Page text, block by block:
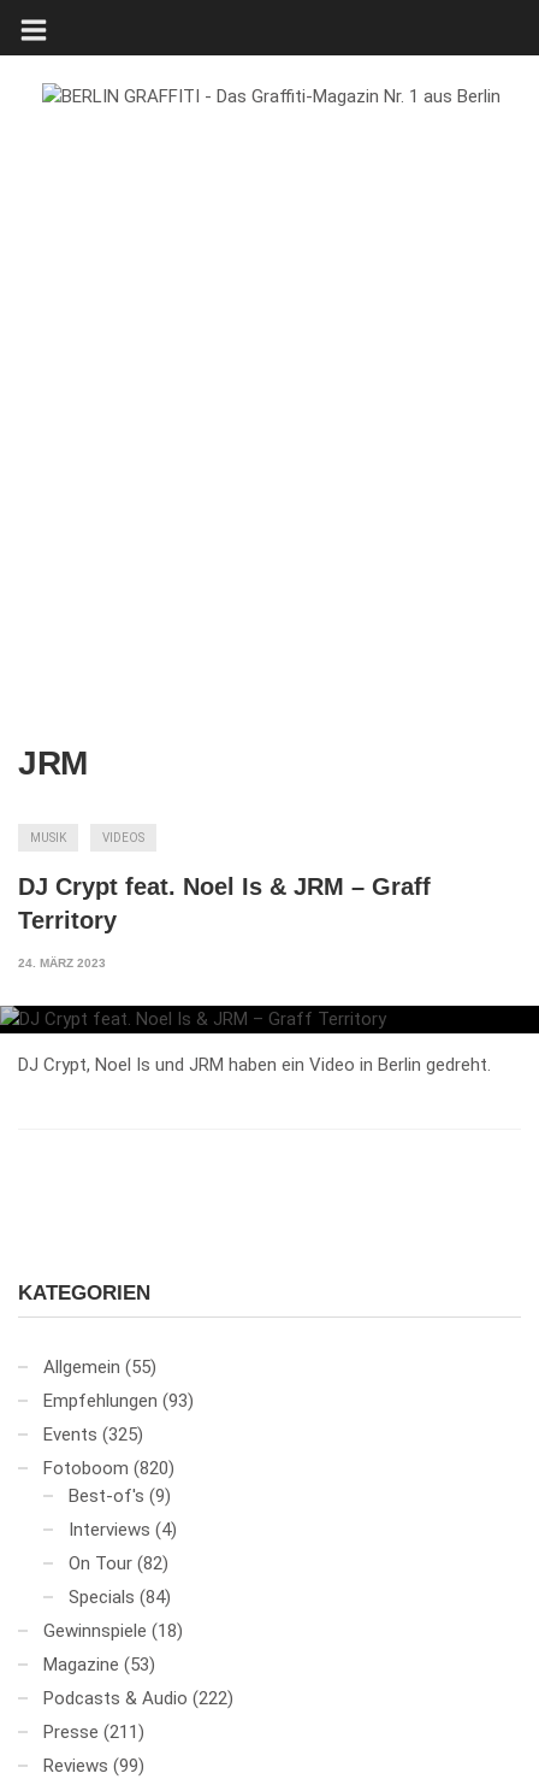
JRM
MUSIK VIDEOS
DJ Crypt feat. Noel Is & JRM – Graff
Territory
24. MÄRZ 2023
DJ Crypt, Noel Is und JRM haben ein Video in Berlin gedreht.
KATEGORIEN
Allgemein (55)
Empfehlungen (93)
Events (325)
Fotoboom (820)
Best-of's (9)
Interviews (4)
On Tour (82)
Specials (84)
Gewinnspiele (18)
Magazine (53)
Podcasts & Audio (222)
Presse (211)
Reviews (99)